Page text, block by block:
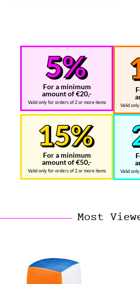
For a minimum
amount of €20,-
Valid only for orders of 2 or more items
Valid
For a minimum
amount of €50,-
Valid only for orders of 2 or more items Valid
Most